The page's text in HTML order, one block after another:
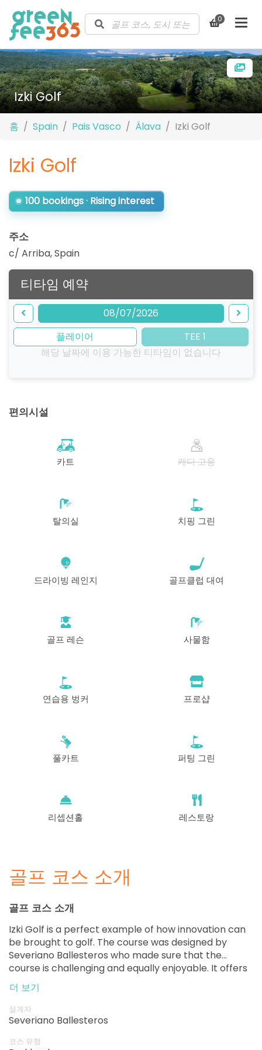
0
Izki Golf
홈 Spain Pais Vasco Álava Izki Golf
Izki Golf
100 bookings · Rising interest
주소
c/ Arriba,Spain
티타임 예약
08/07/2026
플레이어
TEE 1
해당 날짜에 이용 가능한 티타임이 없습니다
편의시설
카트 캐디 고용
탈의실 치핑 그린
드라이빙 레인지 골프클럽 대여
골프 레슨 사물함
연습용 벙커 프로샵
풀카트 퍼팅 그린
리셉션홀 레스토랑
골프 코스 소개
골프 코스 소개
Izki Golf is a perfect example of how innovation can
be brought to golf. The course was designed by
Severiano Ballesteros who made sure that the
course is challenging and equally enjoyable. It offers
spectacular holes and wide fairways accompanied
by great views and beautiful nature.
더 보기
설계자
Severiano Ballesteros
코스 유형